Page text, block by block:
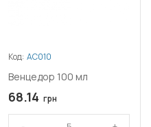
Код: АС010
Венцедор 100 мл
68.14 грн